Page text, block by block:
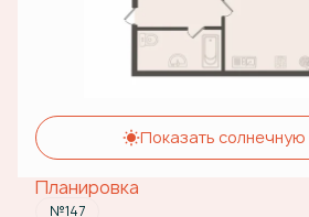
Показать солнечную
Планировка
№147